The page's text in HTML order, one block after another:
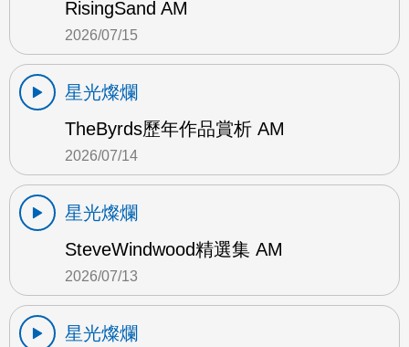
RisingSand AM
2026/07/15
星光燦爛
TheByrds歷年作品賞析 AM
2026/07/14
星光燦爛
SteveWindwood精選集 AM
2026/07/13
星光燦爛